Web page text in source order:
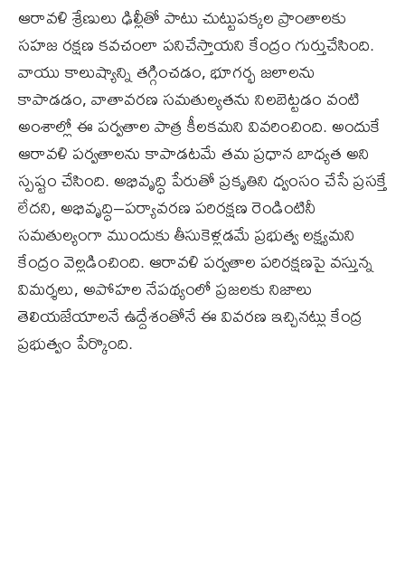
ఆరావళి శ్రేణులు ఢిల్లీతో పాటు చుట్టుపక్కల ప్రాంతాలకు
సహజ రక్షణ కవచంలా పనిచేస్తాయని కేంద్రం గుర్తుచేసింది.
వాయు కాలుష్యాన్ని తగ్గించడం, భూగర్భ జలాలను
కాపాడడం, వాతావరణ సమతుల్యతను నిలబెట్టడం వంటి
అంశాల్లో ఈ పర్వతాల పాత్ర కీలకమని వివరించింది. అందుకే
ఆరావళి పర్వతాలను కాపాడటమే తమ ప్రధాన బాధ్యత అని
స్పష్టం చేసింది. అభివృద్ధి పేరుతో ప్రకృతిని ధ్వంసం చేసే ప్రసక్తే
లేదని, అభివృద్ధి–పర్యావరణ పరిరక్షణ రెండింటినీ
సమతుల్యంగా ముందుకు తీసుకెళ్లడమే ప్రభుత్వ లక్ష్యమని
కేంద్రం వెల్లడించింది. ఆరావళి పర్వతాల పరిరక్షణపై వస్తున్న
విమర్శలు, అపోహల నేపథ్యంలో ప్రజలకు నిజాలు
తెలియజేయాలనే ఉద్దేశంతోనే ఈ వివరణ ఇచ్చినట్లు కేంద్ర
ప్రభుత్వం పేర్కొంది.